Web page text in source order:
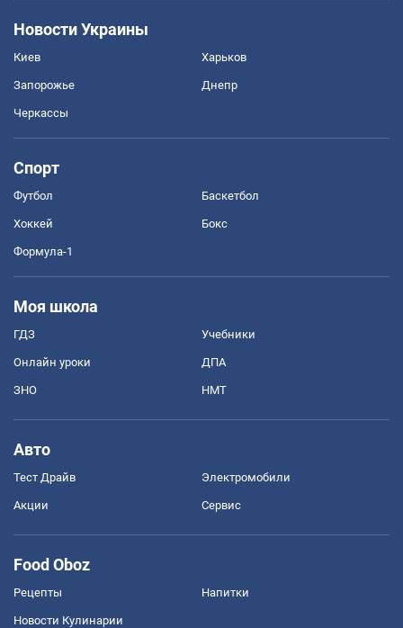
Новости Украины
Киев Харьков
Запорожье Днепр
Черкассы
Спорт
Футбол Баскетбол
Хоккей Бокс
Формула-1
Моя школа
ГДЗ Учебники
Онлайн уроки ДПА
ЗНО НМТ
Авто
Тест Драйв Электромобили
Акции Сервис
Food Oboz
Рецепты Напитки
Новости Кулинарии